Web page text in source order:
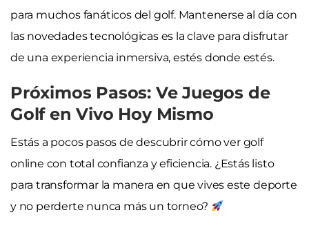
para muchos fanáticos del golf. Mantenerse al día con
las novedades tecnológicas es la clave para disfrutar
de una experiencia inmersiva, estés donde estés.
Próximos Pasos: Ve Juegos de
Golf en Vivo Hoy Mismo
Estás a pocos pasos de descubrir cómo ver golf
online con total confianza y eficiencia. ¿Estás listo
para transformar la manera en que vives este deporte
y no perderte nunca más un torneo?